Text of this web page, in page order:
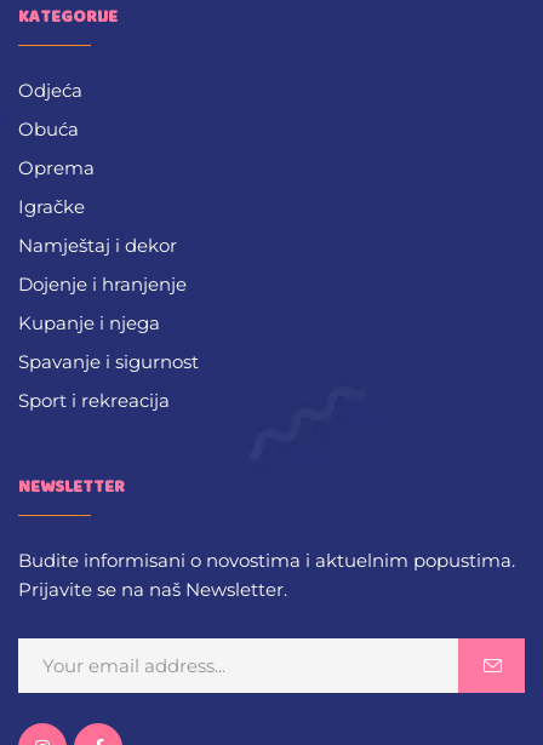
KATEGORIJE
Odjeća
Obuća
Oprema
Igračke
Namještaj i dekor
Dojenje i hranjenje
Kupanje i njega
Spavanje i sigurnost
Sport i rekreacija
NEWSLETTER
Budite informisani o novostima i aktuelnim popustima.
Prijavite se na naš Newsletter.